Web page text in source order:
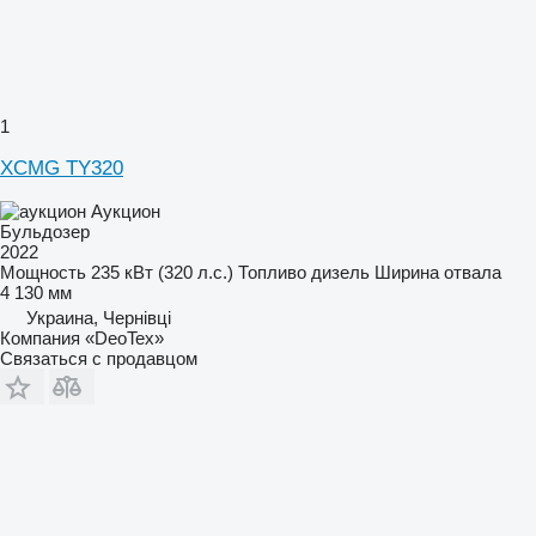
1
XCMG TY320
Аукцион
Бульдозер
2022
Мощность 235 кВт (320 л.с.) Топливо дизель Ширина отвала
4 130 мм
Украина, Чернівці
Компания «DeoTex»
Связаться с продавцом